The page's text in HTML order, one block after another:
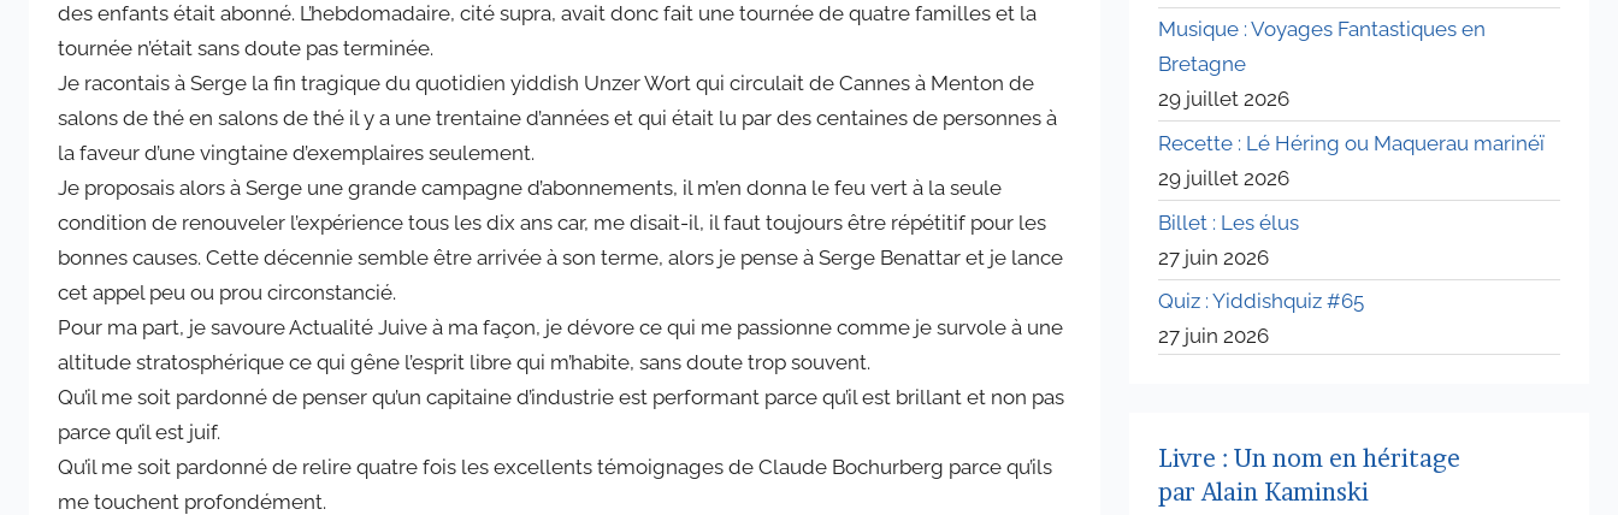
r
a
t
e
u
r
des enfants était abonné. L’hebdomadaire, cité supra, avait donc fait une tournée de quatre familles et la
tournée n’était sans doute pas terminée.
Je racontais à Serge la fin tragique du quotidien yiddish Unzer Wort qui circulait de Cannes à Menton de
salons de thé en salons de thé il y a une trentaine d’années et qui était lu par des centaines de personnes à
la faveur d’une vingtaine d’exemplaires seulement.
Je proposais alors à Serge une grande campagne d’abonnements, il m’en donna le feu vert à la seule
condition de renouveler l’expérience tous les dix ans car, me disait-il, il faut toujours être répétitif pour les
bonnes causes. Cette décennie semble être arrivée à son terme, alors je pense à Serge Benattar et je lance
cet appel peu ou prou circonstancié.
Pour ma part, je savoure Actualité Juive à ma façon, je dévore ce qui me passionne comme je survole à une
altitude stratosphérique ce qui gêne l’esprit libre qui m’habite, sans doute trop souvent.
Qu’il me soit pardonné de penser qu’un capitaine d’industrie est performant parce qu’il est brillant et non pas
parce qu’il est juif.
Qu’il me soit pardonné de relire quatre fois les excellents témoignages de Claude Bochurberg parce qu’ils
me touchent profondément.
Musique : Voyages Fantastiques en
Bretagne
29 juillet 2026
Recette : Lé Héring ou Maquerau marinéï
29 juillet 2026
Billet : Les élus
27 juin 2026
Quiz : Yiddishquiz #65
27 juin 2026
Livre : Un nom en héritage
par Alain Kaminski